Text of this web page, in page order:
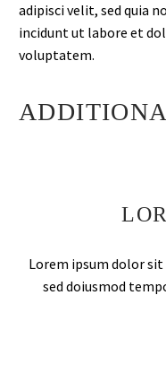
adipisci velit, sed quia
incidunt ut labore et
voluptatem.
Lorem ipsum dolor
sed doiusmod